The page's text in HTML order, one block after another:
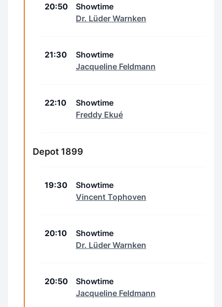
20:50
Showtime
Dr. Lüder Warnken
21:30
Showtime
Jacqueline Feldmann
22:10
Showtime
Freddy Ekué
Depot 1899
19:30
Showtime
Vincent Tophoven
20:10
Showtime
Dr. Lüder Warnken
20:50
Showtime
Jacqueline Feldmann